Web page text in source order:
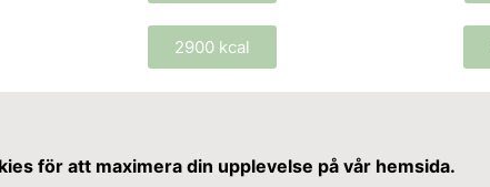
2900 kcal
för att maximera din upplevelse på vår hemsida.